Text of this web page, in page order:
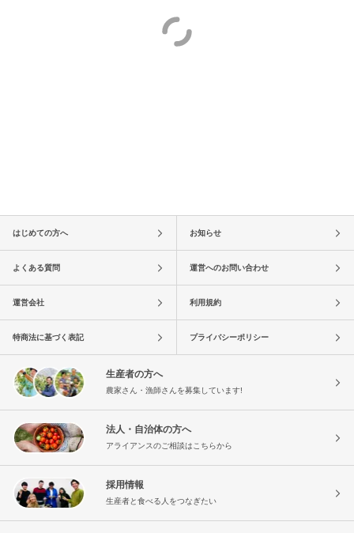
はじめての方へ お知らせ
よくある質問 運営へのお問い合わせ
運営会社 利用規約
特商法に基づく表記 プライバシーポリシー
生産者の方へ
農家さん・漁師さんを募集しています!
法人・自治体の方へ
アライアンスのご相談はこちらから
採用情報
生産者と食べる人をつなぎたい